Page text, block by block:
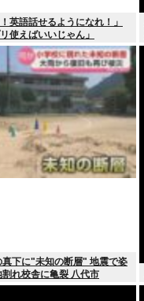
英語話せるようになれ！」
使えばいいじゃん」
真下に"未知の断層" 地震で姿
れ校舎に亀裂 八代市